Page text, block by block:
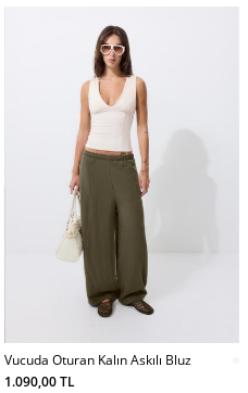
Vucuda Oturan Kalın Askılı Bluz
1.090,00 TL